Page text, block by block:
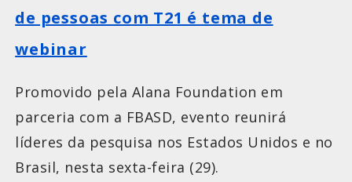
de pessoas com T21 é tema de
webinar
Promovido pela Alana Foundation em
parceria com a FBASD, evento reunirá
líderes da pesquisa nos Estados Unidos e no
Brasil, nesta sexta-feira (29).